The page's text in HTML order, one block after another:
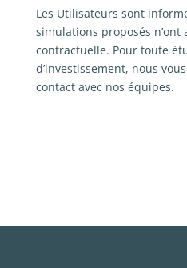
Les Utilisateurs sont
simulations proposés n’ont
contractuelle. Pour toute
d’investissement, nous
contact avec nos équipes.